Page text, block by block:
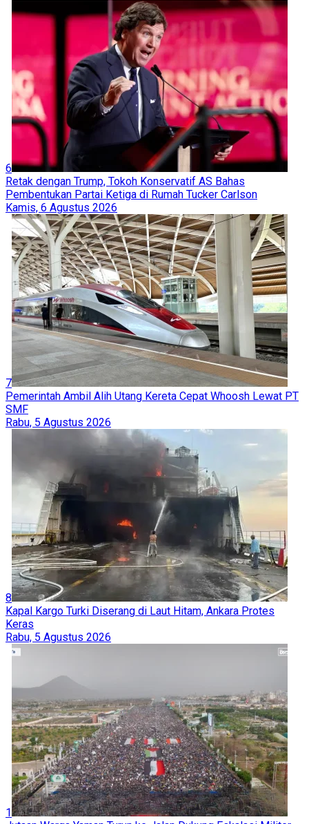
6
Retak dengan Trump, Tokoh Konservatif AS Bahas
Pembentukan Partai Ketiga di Rumah Tucker Carlson
Kamis, 6 Agustus 2026
7
Pemerintah Ambil Alih Utang Kereta Cepat Whoosh Lewat PT
SMF
Rabu, 5 Agustus 2026
8
Kapal Kargo Turki Diserang di Laut Hitam, Ankara Protes
Keras
Rabu, 5 Agustus 2026
1